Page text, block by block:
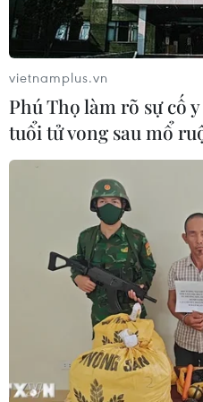
Quốc tế Sheremetyevo
07/08/2026 00:22
Nga thông báo tấn
cứ ngầm của Ukraine
06/08/2026 16:21
Tây Ban Nha: 100 người
trong vụ vượt biển ồ ạt
06/08/2026 16:03
Đức tuyên án chung thân
vietnamplus.vn
Phú Thọ làm rõ sự cố
tuổi tử vong sau mổ